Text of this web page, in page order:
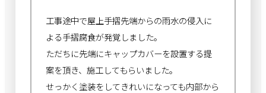
工事途中で屋上手摺先端からの雨水の侵入に
よる手摺腐食が発覚しました。
ただちに先端にキャップカバーを設置する提
案を頂き、施工してもらいました。
せっかく塗装をしてきれいになっても内部から